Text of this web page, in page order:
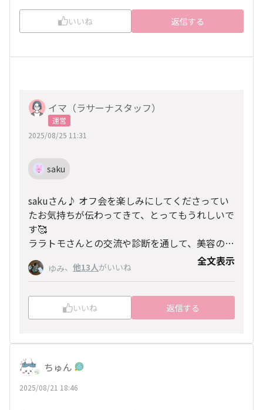
いいね 返信する
イマ（ラサーナスタッフ）
運営
2025/08/25 11:31
saku
sakuさん♪ オフ会を楽しみにしてくださってい
たお気持ちが伝わってきて、とってもうれしいで
す🥰
ララトモさんとの交流や診断を通して、美容のモ
チベアップ＝きれいのお手伝いができたら幸せで
す✨
当日お会いできるのを楽しみにしております💕
ゆみ、 他13人がいいね 全文表示
いいね 返信する
ちゅん
2025/08/21 18:46